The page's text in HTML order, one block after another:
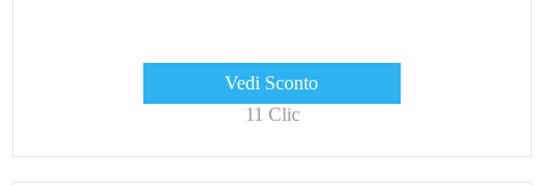
Vedi Sconto
11 Clic